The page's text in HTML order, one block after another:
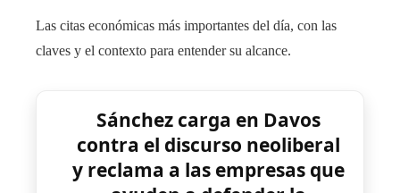
Las citas económicas más importantes del día, con las
claves y el contexto para entender su alcance.
Sánchez carga en Davos
contra el discurso neoliberal
y reclama a las empresas que